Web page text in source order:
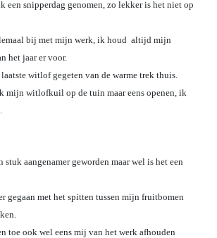
een snipperdag genomen, zo lekker is het niet op
bij met mijn werk, ik houd altijd mijn
het jaar er voor.
witlof gegeten van de warme trek thuis.
mijn witlofkuil op de tuin maar eens openen, ik
stuk aangenamer geworden maar wel is het een
gegaan met het spitten tussen mijn fruitbomen
toe ook wel eens mij van het werk afhouden